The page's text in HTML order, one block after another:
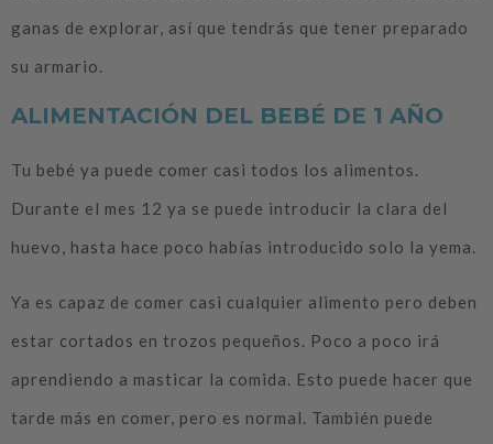
ganas de explorar, así que tendrás que tener preparado
su armario.
ALIMENTACIÓN DEL BEBÉ DE 1 AÑO
Tu bebé ya puede comer casi todos los alimentos.
Durante el mes 12 ya se puede introducir la clara del
huevo, hasta hace poco habías introducido solo la yema.
Ya es capaz de comer casi cualquier alimento pero deben
estar cortados en trozos pequeños. Poco a poco irá
aprendiendo a masticar la comida. Esto puede hacer que
tarde más en comer, pero es normal. También puede